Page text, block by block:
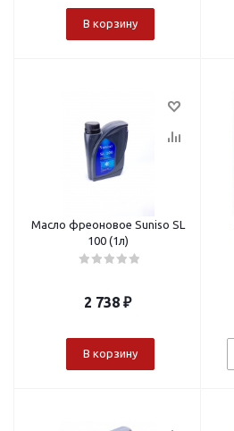
В корзину
Масло фреоновое Suniso SL
100 (1л)
2 738 ₽
В корзину